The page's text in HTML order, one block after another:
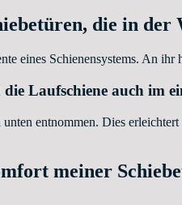
die in
eines Schienensystems. An
Laufschiene auch im
entnommen. Dies
meiner